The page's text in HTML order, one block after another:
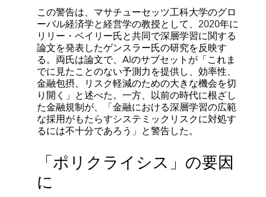
この警告は、マサチューセッツ工科大学のグロ
ーバル経済学と経営学の教授として、2020年に
リリー・ベイリー氏と共同で深層学習に関する
論文を発表したゲンスラー氏の研究を反映す
る。両氏は論文で、AIのサブセットが「これま
でに見たことのない予測力を提供し、効率性、
金融包摂、リスク軽減のための大きな機会を切
り開く」と述べた。一方、以前の時代に根ざし
た金融規制が、「金融における深層学習の広範
な採用がもたらすシステミックリスクに対処す
るには不十分であろう」と警告した。
「ポリクライシス」の要因
に